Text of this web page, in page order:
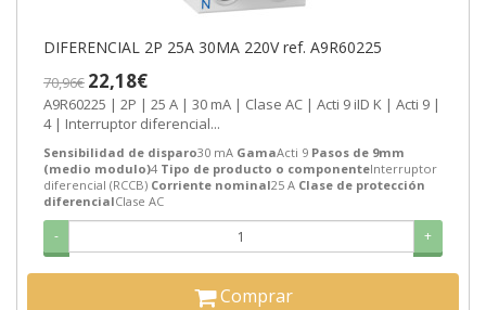
DIFERENCIAL 2P 25A 30MA 220V ref. A9R60225
70,96€ 22,18€
A9R60225 | 2P | 25 A | 30 mA | Clase AC | Acti 9 iID K | Acti 9 |
4 | Interruptor diferencial...
Sensibilidad de disparo30 mA GamaActi 9 Pasos de 9mm
(medio modulo)4 Tipo de producto o componenteInterruptor
diferencial (RCCB) Corriente nominal25 A Clase de protección
diferencialClase AC
- +
Comprar